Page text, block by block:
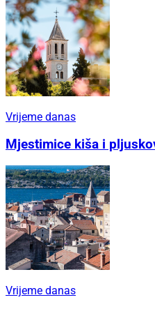
Vrijeme danas
Mjestimice kiša i
Vrijeme danas